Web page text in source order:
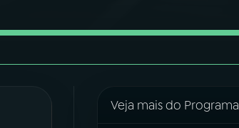
Veja mais do Programa